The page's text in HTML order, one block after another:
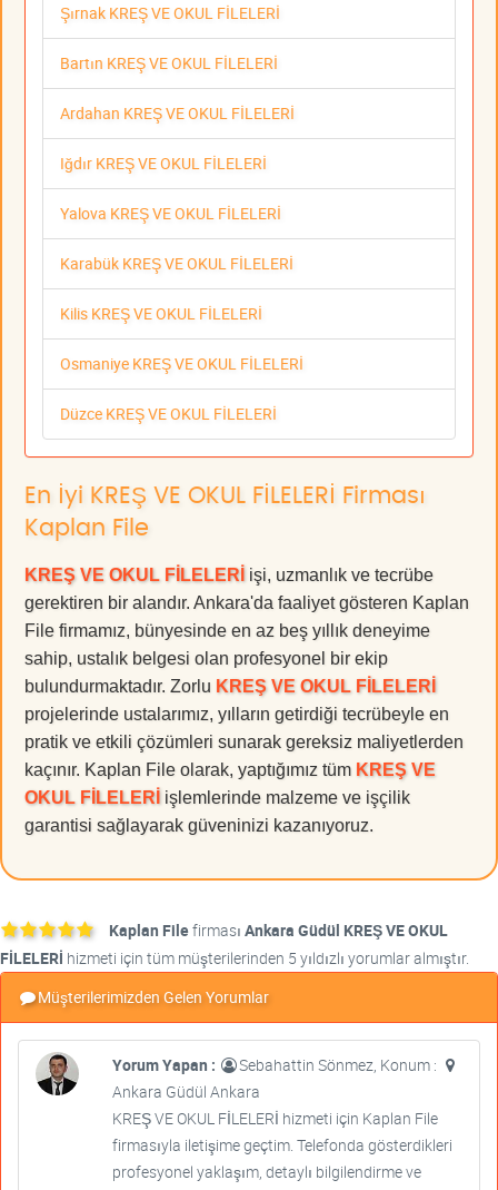
Şırnak KREŞ VE OKUL FİLELERİ
Bartın KREŞ VE OKUL FİLELERİ
Ardahan KREŞ VE OKUL FİLELERİ
Iğdır KREŞ VE OKUL FİLELERİ
Yalova KREŞ VE OKUL FİLELERİ
Karabük KREŞ VE OKUL FİLELERİ
Kilis KREŞ VE OKUL FİLELERİ
Osmaniye KREŞ VE OKUL FİLELERİ
Düzce KREŞ VE OKUL FİLELERİ
En İyi KREŞ VE OKUL FİLELERİ Firması
Kaplan File
KREŞ VE OKUL FİLELERİ işi, uzmanlık ve tecrübe
gerektiren bir alandır. Ankara'da faaliyet gösteren Kaplan
File firmamız, bünyesinde en az beş yıllık deneyime
sahip, ustalık belgesi olan profesyonel bir ekip
bulundurmaktadır. Zorlu KREŞ VE OKUL FİLELERİ
projelerinde ustalarımız, yılların getirdiği tecrübeyle en
pratik ve etkili çözümleri sunarak gereksiz maliyetlerden
kaçınır. Kaplan File olarak, yaptığımız tüm KREŞ VE
OKUL FİLELERİ işlemlerinde malzeme ve işçilik
garantisi sağlayarak güveninizi kazanıyoruz.
Kaplan Filefirması Ankara Güdül KREŞ VE OKUL
FİLELERİ hizmeti için tüm müşterilerinden 5 yıldızlı yorumlar almıştır.
Müşterilerimizden Gelen Yorumlar
Yorum Yapan :
Sebahattin Sönmez, Konum :
Ankara Güdül Ankara
KREŞ VE OKUL FİLELERİ hizmeti için Kaplan File
firmasıyla iletişime geçtim. Telefonda gösterdikleri
profesyonel yaklaşım, detaylı bilgilendirme ve